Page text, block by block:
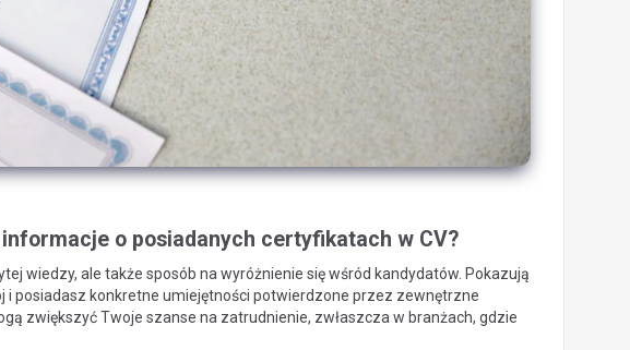
o posiadanych certyfikatach w CV?
wiedzy, ale także sposób na wyróżnienie się wśród kandydatów. Pokazują
i posiadasz konkretne umiejętności potwierdzone przez zewnętrzne
zwiększyć Twoje szanse na zatrudnienie, zwłaszcza w branżach, gdzie